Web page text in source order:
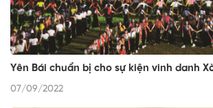
Yên Bái chuẩn bị cho sự kiện vinh danh
07/09/2022